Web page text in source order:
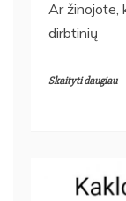
Ar žinojote,
dirbtinių
Skaityti daugiau